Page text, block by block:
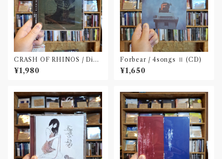
CRASH OF RHINOS / Dist
al(CD)
¥1,980
Forbear / 4songs Ⅱ (CD)
¥1,650